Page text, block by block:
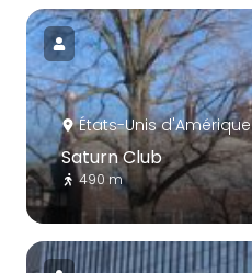
États-Unis d'Amérique
Saturn Club
490 m